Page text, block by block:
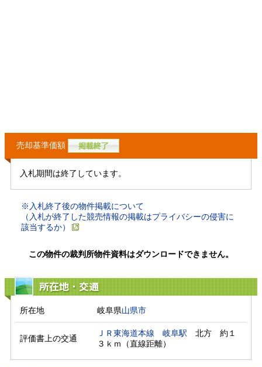
売却基準価額
入札期間は終了しています。
※入札終了後の物件掲載について
（入札が終了した競売情報の掲載はプライバシーの侵害に
該当するか）
この物件の裁判所物件資料はダウンロードできません。
所在地・交通
所在地 岐阜県山県市
評価書上の交通
ＪＲ東海道本線 岐阜駅 北方　約１
３ｋｍ（直線距離）